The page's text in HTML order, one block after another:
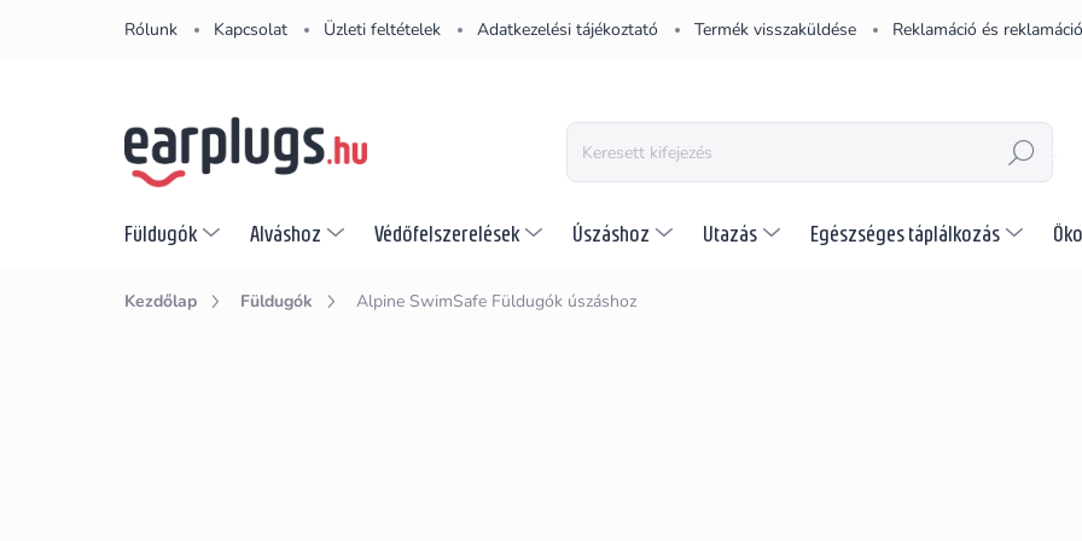
Rólunk Kapcsolat Üzleti feltételek Adatkezelési tájékoztató Termék visszaküldése Reklamáció és
KERESÉS
Füldugók Alváshoz Védőfelszerelések Úszáshoz Utazás Egészséges táplálkozás
Kezdőlap Füldugók Alpine SwimSafe Füldugók úszáshoz